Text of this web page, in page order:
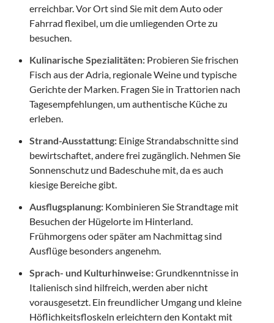
erreichbar. Vor Ort sind Sie mit dem Auto oder
Fahrrad flexibel, um die umliegenden Orte zu
besuchen.
Kulinarische Spezialitäten: Probieren Sie frischen
Fisch aus der Adria, regionale Weine und typische
Gerichte der Marken. Fragen Sie in Trattorien nach
Tagesempfehlungen, um authentische Küche zu
erleben.
Strand-Ausstattung: Einige Strandabschnitte sind
bewirtschaftet, andere frei zugänglich. Nehmen Sie
Sonnenschutz und Badeschuhe mit, da es auch
kiesige Bereiche gibt.
Ausflugsplanung: Kombinieren Sie Strandtage mit
Besuchen der Hügelorte im Hinterland.
Frühmorgens oder später am Nachmittag sind
Ausflüge besonders angenehm.
Sprach- und Kulturhinweise:Grundkenntnisse in
Italienisch sind hilfreich, werden aber nicht
vorausgesetzt. Ein freundlicher Umgang und kleine
Höflichkeitsfloskeln erleichtern den Kontakt mit